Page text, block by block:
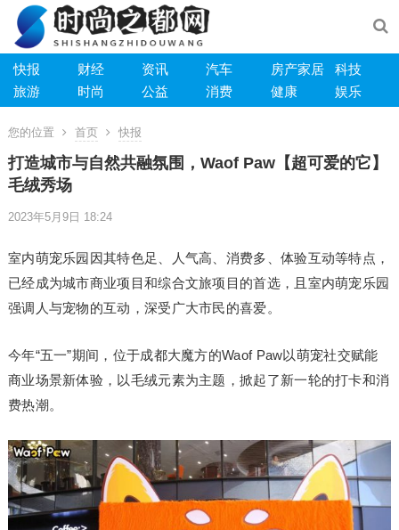
快报 财经 资讯 汽车 房产家居
科技
旅游
时尚 公益 消费 健康 娱乐
您的位置 首页 快报
打造城市与自然共融氛围，Waof Paw【超可爱的它】
毛绒秀场
2023年5月9日 18:24
室内萌宠乐园因其特色足、人气高、消费多、体验互动等特点，
已经成为城市商业项目和综合文旅项目的首选，且室内萌宠乐园
强调人与宠物的互动，深受广大市民的喜爱。
今年“五一”期间，位于成都大魔方的Waof Paw以萌宠社交赋能
商业场景新体验，以毛绒元素为主题，掀起了新一轮的打卡和消
费热潮。